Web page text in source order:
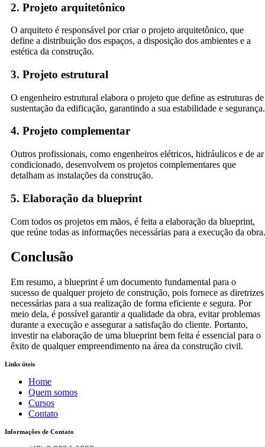
2. Projeto arquitetônico
O arquiteto é responsável por criar o projeto arquitetônico, que
define a distribuição dos espaços, a disposição dos ambientes e a
estética da construção.
3. Projeto estrutural
O engenheiro estrutural elabora o projeto que define as estruturas de
sustentação da edificação, garantindo a sua estabilidade e segurança.
4. Projeto complementar
Outros profissionais, como engenheiros elétricos, hidráulicos e de ar
condicionado, desenvolvem os projetos complementares que
detalham as instalações da construção.
5. Elaboração da blueprint
Com todos os projetos em mãos, é feita a elaboração da blueprint,
que reúne todas as informações necessárias para a execução da obra.
Conclusão
Em resumo, a blueprint é um documento fundamental para o
sucesso de qualquer projeto de construção, pois fornece as diretrizes
necessárias para a sua realização de forma eficiente e segura. Por
meio dela, é possível garantir a qualidade da obra, evitar problemas
durante a execução e assegurar a satisfação do cliente. Portanto,
investir na elaboração de uma blueprint bem feita é essencial para o
êxito de qualquer empreendimento na área da construção civil.
Links úteis
Home
Quem somos
Cursos
Contato
Informações de Contato